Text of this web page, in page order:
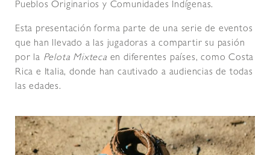
Pueblos Originarios y Comunidades Indígenas.
Esta presentación forma parte de una serie de eventos
que han llevado a las jugadoras a compartir su pasión
por la Pelota Mixteca en diferentes países, como Costa
Rica e Italia, donde han cautivado a audiencias de todas
las edades.